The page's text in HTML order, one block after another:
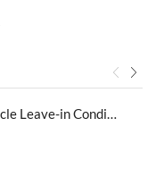
Silk Therapy 17 Miracle Leave-in Conditioner